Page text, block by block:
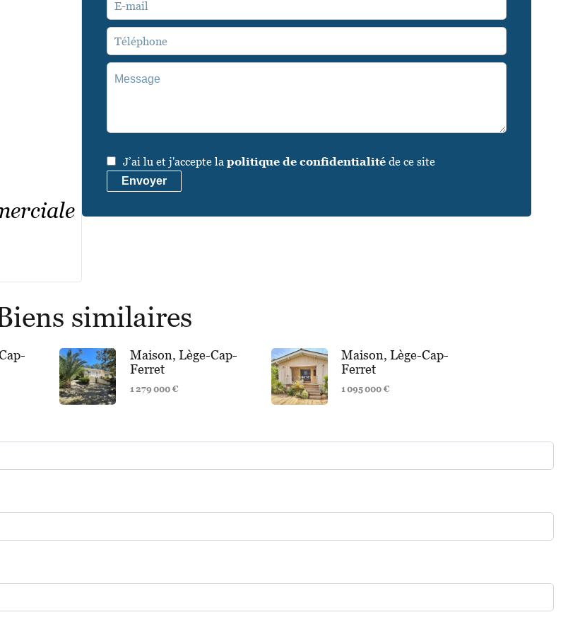
J’ai lu et j'accepte la politique de confidentialité de ce site
Envoyer
similaires
Maison, Lège-Cap-
Ferret
1 279 000 €
Maison, Lège-Cap-
Ferret
1 095 000 €